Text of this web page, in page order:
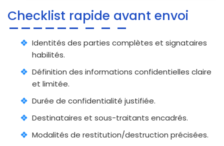
Checklist rapide avant envoi
Identités des parties complètes et signataires
habilités.
Définition des informations confidentielles claire
et limitée.
Durée de confidentialité justifiée.
Destinataires et sous-traitants encadrés.
Modalités de restitution/destruction précisées.